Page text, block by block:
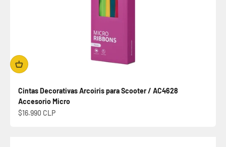
Cintas Decorativas Arcoiris para Scooter / AC4628
Accesorio Micro
Precio de oferta
$16.990 CLP